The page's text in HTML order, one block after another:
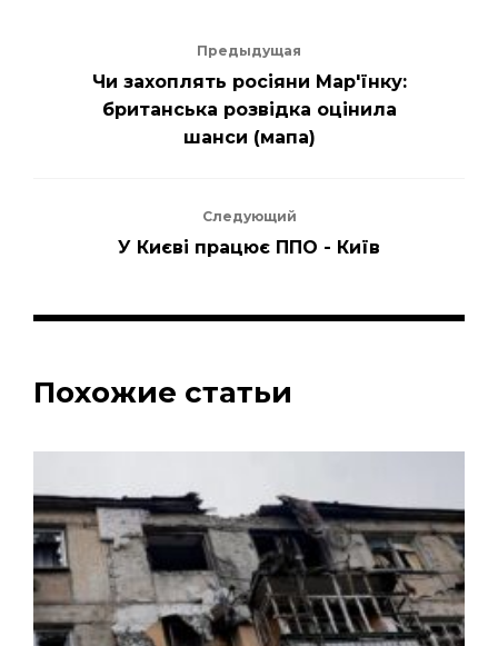
Предыдущая
Чи захоплять росіяни Мар'їнку:
британська розвідка оцінила
шанси (мапа)
Следующий
У Києві працює ППО - Київ
Похожие статьи